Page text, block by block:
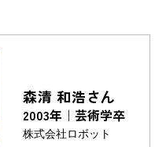
森清 和浩さん
2003年｜芸術学卒
株式会社ロボット